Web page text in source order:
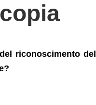
riconoscimento